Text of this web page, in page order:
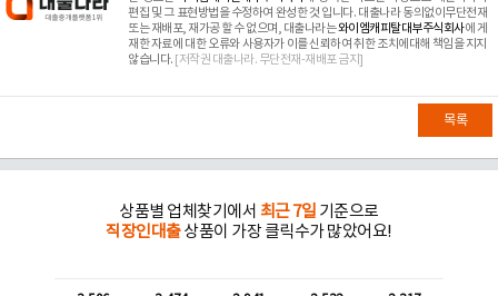
편집 및 그 표현방법을 수정하여 완성한 것 입니다. 대출나라 동의없이무단전재
또는 재배포, 재가공 할 수 없으며, 대출나라는와이엠캐피탈대부주식회사에 게
재한 자료에 대한 오류와 사용자가 이를 신뢰하여 취한 조치에대해 책임을 지지
않습니다. [저작권 대출나라. 무단전재-재배포 금지]
목록
상품별 업체찾기에서 최근 7일 기준으로
직장인대출상품이 가장 클릭수가 많았어요!